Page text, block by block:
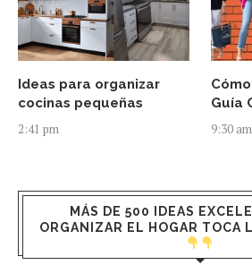
Ideas para organizar
cocinas pequeñas
2:41 pm
Guía
9:30 am
MÁS DE 500 IDEAS
ORGANIZAR EL HOGAR TOCA